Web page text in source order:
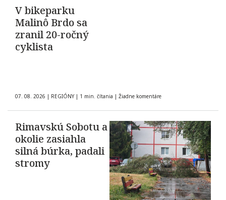
V bikeparku
Malinô Brdo sa
zranil 20-ročný
cyklista
07. 08. 2026 | REGIÓNY | 1 min. čítania | Žiadne komentáre
Rimavskú Sobotu a
okolie zasiahla
silná búrka, padali
stromy